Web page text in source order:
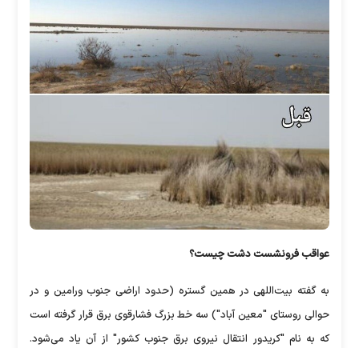
عواقب فرونشست دشت چیست؟
به گفته بیت‌اللهی در همین گستره (حدود اراضی جنوب ورامین و در
حوالی روستای "معین آباد") سه خط بزرگ فشارقوی برق قرار گرفته است
که به نام "کریدور انتقال نیروی برق جنوب کشور" از آن یاد می‌شود.